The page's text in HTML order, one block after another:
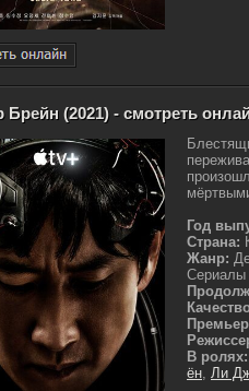
Брейн (2021) - смотреть
Год
Страна:
Жанр:
Сериалы
В ролях:
ён, Ли